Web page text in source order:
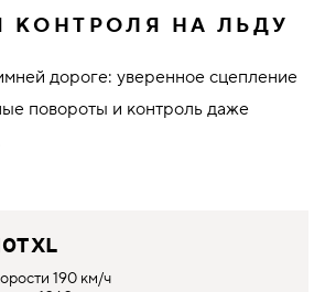
НА ЛЬДУ
дороге: уверенное сцепление
повороты и контроль даже
XL
190 км/ч